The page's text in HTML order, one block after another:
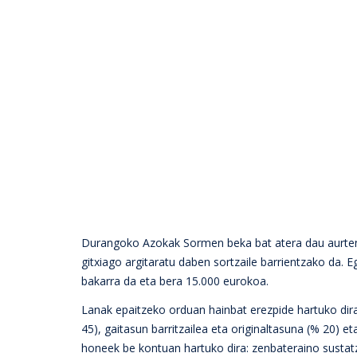
Durangoko Azokak Sormen beka bat atera dau
gitxiago argitaratu daben sortzaile barrientzako da.
bakarra da eta bera 15.000 eurokoa.
Lanak epaitzeko orduan hainbat erezpide hartuko
45), gaitasun barritzailea eta originaltasuna (% 20)
honeek be kontuan hartuko dira: zenbateraino